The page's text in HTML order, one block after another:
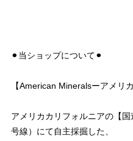
⚫︎当ショップについて⚫︎
【American Mineralsーアメリ
アメリカカリフォルニアの【
号線）にて自主採掘した、